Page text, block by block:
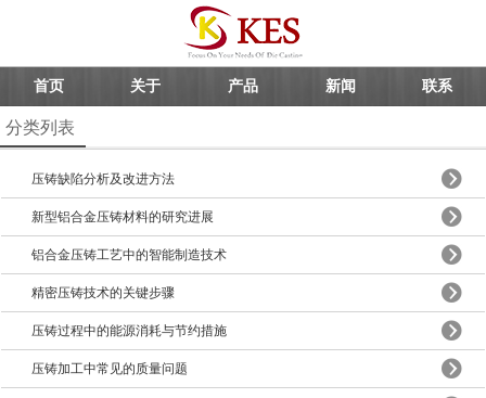
首页 关于 产品 新闻 联系
分类列表
压铸缺陷分析及改进方法
新型铝合金压铸材料的研究进展
铝合金压铸工艺中的智能制造技术
精密压铸技术的关键步骤
压铸过程中的能源消耗与节约措施
压铸加工中常见的质量问题